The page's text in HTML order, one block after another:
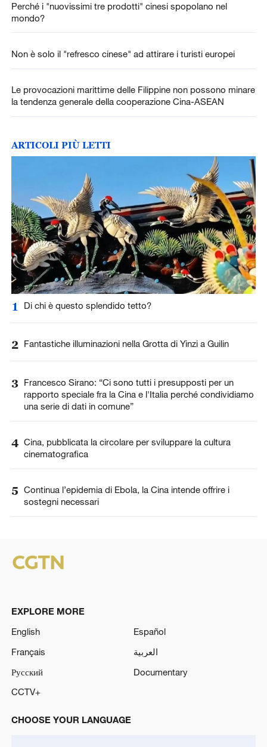
Perché i "nuovissimi tre prodotti" cinesi spopolano nel
mondo?
Non è solo il "refresco cinese" ad attirare i turisti europei
Le provocazioni marittime delle Filippine non possono minare
la tendenza generale della cooperazione Cina-ASEAN
ARTICOLI PIÙ LETTI
1 Di chi è questo splendido tetto?
2 Fantastiche illuminazioni nella Grotta di Yinzi a Guilin
3 Francesco Sirano: “Ci sono tutti i presupposti per un
rapporto speciale fra la Cina e l'Italia perché condividiamo
una serie di dati in comune”
4 Cina, pubblicata la circolare per sviluppare la cultura
cinematografica
5 Continua l’epidemia di Ebola, la Cina intende offrire i
sostegni necessari
EXPLORE MORE
English
Español
Français
العربية
Русский
Documentary
CCTV+
CHOOSE YOUR LANGUAGE